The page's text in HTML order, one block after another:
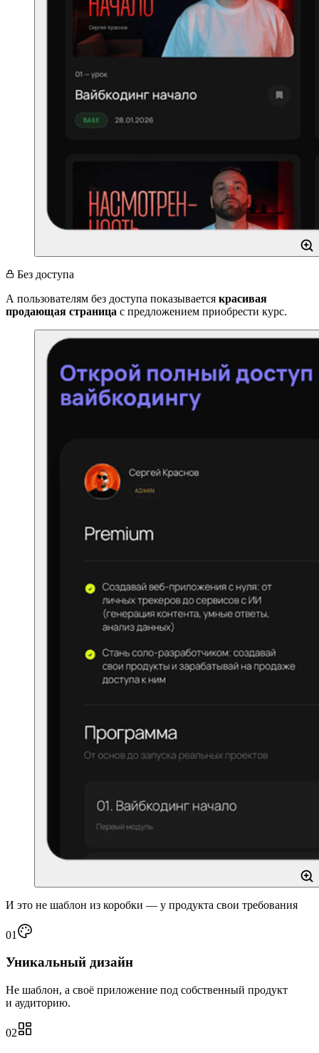
Без доступа
А пользователям без доступа показывается красивая
продающая страница с предложением приобрести курс.
И это не шаблон из коробки — у продукта свои требования
01
Уникальный дизайн
Не шаблон, а своё приложение под собственный продукт
и аудиторию.
02